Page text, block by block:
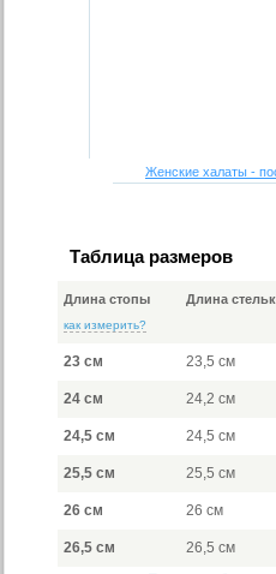
Женские халаты -
Таблица размеров
Длина стопы
как измерить?
Длина
23 см 23,5 см
24 см 24,2 см
24,5 см 24,5 см
25,5 см 25,5 см
26 см 26 см
26,5 см 26,5 см